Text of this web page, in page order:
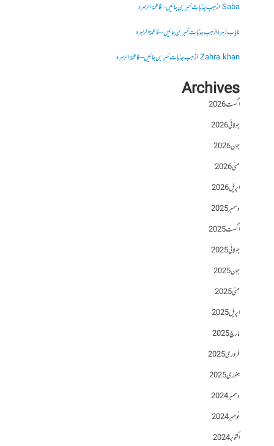
Sabaازجب جذبات خبر بن جائیں – فاطمۃالزہرہ
نایاب زہرہازجب جذبات خبر بن جائیں – فاطمۃالزہرہ
Zahra khanازجب جذبات خبر بن جائیں – فاطمۃالزہرہ
Archives
اگست 2026
جولائی 2026
جون 2026
مئی 2026
اپریل 2026
دسمبر 2025
اگست 2025
جولائی 2025
جون 2025
مئی 2025
اپریل 2025
مارچ 2025
فروری 2025
جنوری 2025
دسمبر 2024
نومبر 2024
اکتوبر 2024